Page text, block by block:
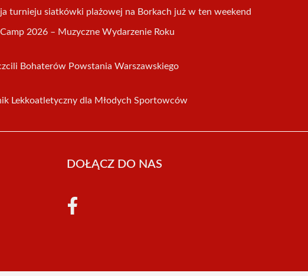
turnieju siatkówki plażowej na Borkach już w ten weekend
2026 – Muzyczne Wydarzenie Roku
Bohaterów Powstania Warszawskiego
Lekkoatletyczny dla Młodych Sportowców
DOŁĄCZ DO NAS